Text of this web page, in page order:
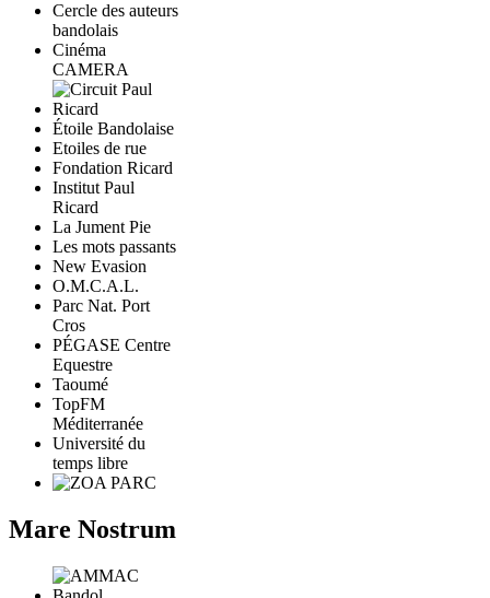
Cercle des auteurs
bandolais
Cinéma
CAMERA
Étoile Bandolaise
Etoiles de rue
Fondation Ricard
Institut Paul
Ricard
La Jument Pie
Les mots passants
New Evasion
O.M.C.A.L.
Parc Nat. Port
Cros
PÉGASE Centre
Equestre
Taoumé
TopFM
Méditerranée
Université du
temps libre
Mare Nostrum